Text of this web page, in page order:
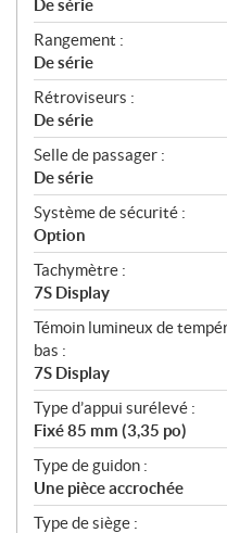
De série
Rangement :
De série
Rétroviseurs :
De série
Selle de passager :
De série
Système de sécurité :
Option
Tachymètre :
7S Display
Témoin lumineux de
bas :
7S Display
Type d’appui surélevé :
Fixé 85 mm (3,35 po)
Type de guidon :
Une pièce accrochée
Type de siège :